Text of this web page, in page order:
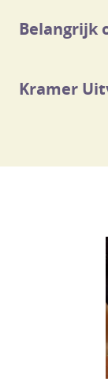
Belangrijk
Kramer